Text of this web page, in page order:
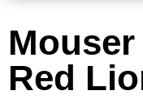
Red